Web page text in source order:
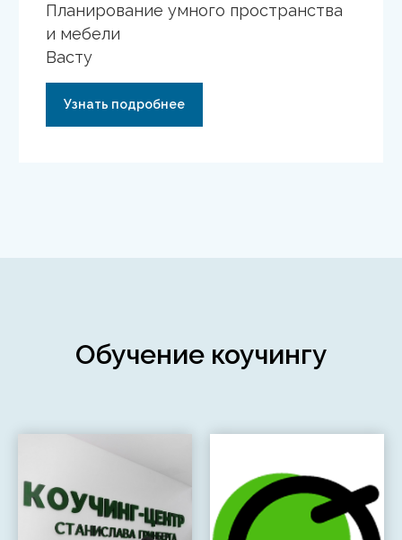
Планирование умного пространства
и мебели
Васту
Узнать подробнее
Обучение коучингу